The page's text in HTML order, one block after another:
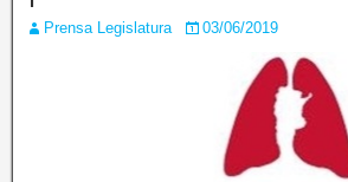
Prensa Legislatura 03/06/2019